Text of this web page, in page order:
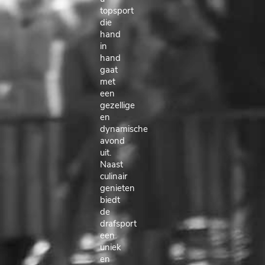
topsport
die
hand
in
hand
gaat
met
een
gezellige
en
dynamische
avond
uit.
Naast
culinair
genieten
biedt
de
drafsport
een
uniek
en